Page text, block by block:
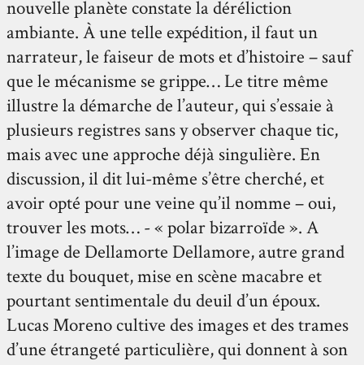
nouvelle planète constate la déréliction
ambiante. À une telle expédition, il faut un
narrateur, le faiseur de mots et d’histoire – sauf
que le mécanisme se grippe… Le titre même
illustre la démarche de l’auteur, qui s’essaie à
plusieurs registres sans y observer chaque tic,
mais avec une approche déjà singulière. En
discussion, il dit lui-même s’être cherché, et
avoir opté pour une veine qu’il nomme – oui,
trouver les mots… - « polar bizarroïde ». A
l’image de Dellamorte Dellamore, autre grand
texte du bouquet, mise en scène macabre et
pourtant sentimentale du deuil d’un époux.
Lucas Moreno cultive des images et des trames
d’une étrangeté particulière, qui donnent à son